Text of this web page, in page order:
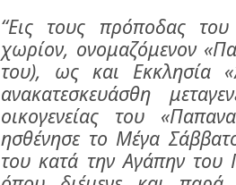
“Εις τους πρόποδας
χωρίον, ονομαζόμενον
του), ως και Εκκλησία
ανακατεσκευάσθη
οικογενείας του
ησθένησε το Μέγα
του κατά την Αγάπην του